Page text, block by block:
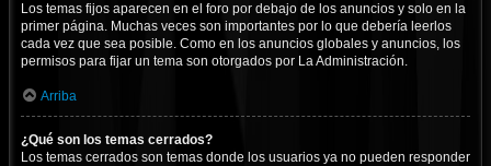
Los temas fijos aparecen en el foro por debajo de los anuncios y solo en la
primer página. Muchas veces son importantes por lo que debería leerlos
cada vez que sea posible. Como en los anuncios globales y anuncios, los
permisos para fijar un tema son otorgados por La Administración.
Arriba
¿Qué son los temas cerrados?
Los temas cerrados son temas donde los usuarios ya no pueden responder